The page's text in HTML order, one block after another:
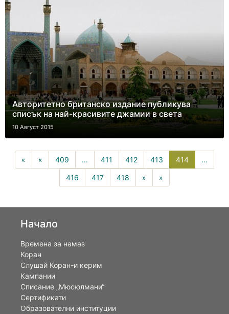
Авторитетно британско издание публикува
списък на най-красивите джамии в света
10 Август 2015
« « 409 ... 411 412 413 414 ...
416 417 418 » »
Начало
Времена за намаз
Коран
Слушай Коран-и керим
Кампании
Списание „Мюсюлмани“
Сертификати
Образователни институции